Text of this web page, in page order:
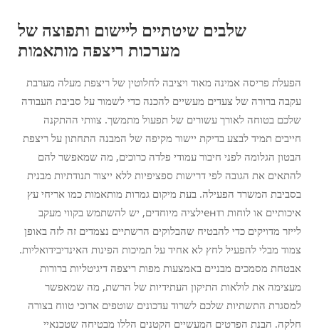
שלבים שיטתיים ליישום ותפוצה של
מערכות ריצפה מותאמות
הפעלת פריסה אמינה מאוד ויציבה לחלוטין של ריצפת מעלה מערבת
עקבה ברורה של צעדים מעשיים להכנה כדי לשמור על סביבת העבודה
שלכם בטוחה לאורך עשורים של תפעול מתמשך. צוותי ההתקנה
חייבים תמיד לבצע בדיקת יישור מקיפה של המבנה התחתון על ריצפת
הבטון הגלומה לפני חיבור עמודי פלדה כרוכים, מה שמאפשר להם
להתאים את הגובה לפי דרישות ספציפיות ללא ייצור תנודתיות מבנית
בסביבת המשרד הפעילה. בעת מיקום גמרות מותאמות כמו אריחי עץ
איכותיים או לוחות וентילציה מיוחדים, יש להשתמש בקווי מעקב
לייזר מדויקים כדי להבטיח שהבלוקים הרשתיים נצמדים זה לזה באופן
צמוד מבלי להפעיל לחץ לא אחיד על תמיכות הפינות האינדיבידואליות.
אבטחת מסמכים מבניים באמצעות מפות ריצפה דיגיטליות ברורות
מעצימה את לולאות התיקון העתידיות של הרשת, מה שמאפשר
למסגרת התשתיות שלכם לשרוד עדכונים שוטפים ארוכי טווח בצורה
חלקה. הבנת הפרטים המעשיים הקטנים הללו מבטיחה שטכנאיי